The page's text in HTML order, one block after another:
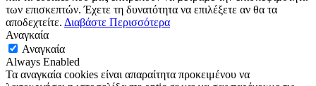
των επισκεπτών. Έχετε τη δυνατότητα να επιλέξετε αν θα τα
αποδεχτείτε. Διαβάστε Περισσότερα
Αναγκαία
Αναγκαία
Always Enabled
Τα αναγκαία cookies είναι απαραίτητα προκειμένου να